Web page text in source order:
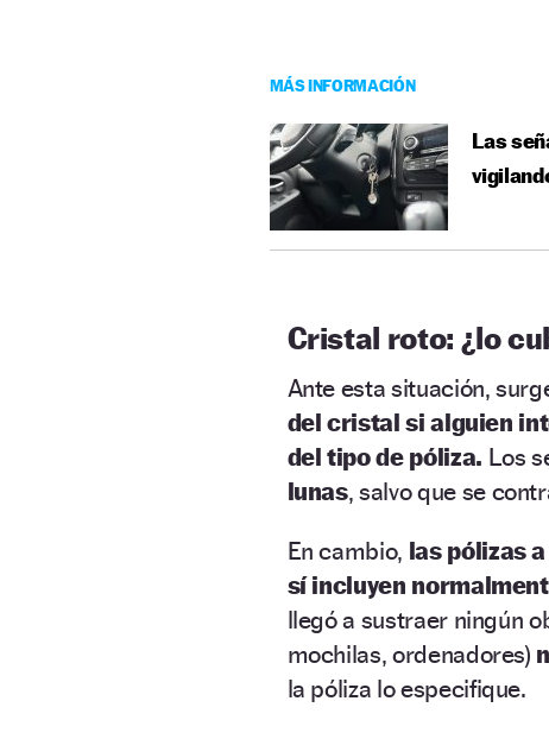
MÁS INFORMACIÓN
Las
Cristal roto: ¿lo
Ante esta situación,
del cristal si alguien
del tipo de póliza. Los
lunas, salvo que se
En cambio, las pólizas
sí incluyen
llegó a sustraer ningún
mochilas, ordenadores)
la póliza lo especifique.